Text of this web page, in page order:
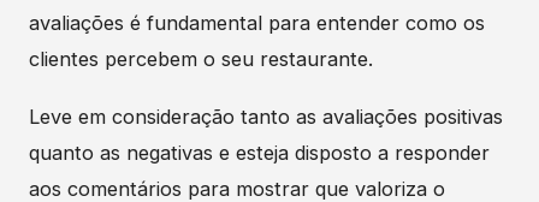
avaliações é fundamental para entender como os
clientes percebem o seu restaurante.
Leve em consideração tanto as avaliações positivas
quanto as negativas e esteja disposto a responder
aos comentários para mostrar que valoriza o